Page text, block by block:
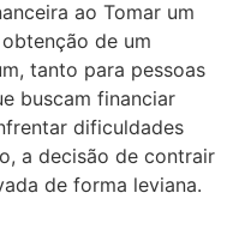
ao Tomar um
de um
tanto para pessoas
buscam financiar
dificuldades
a decisão de contrair
de forma leviana.